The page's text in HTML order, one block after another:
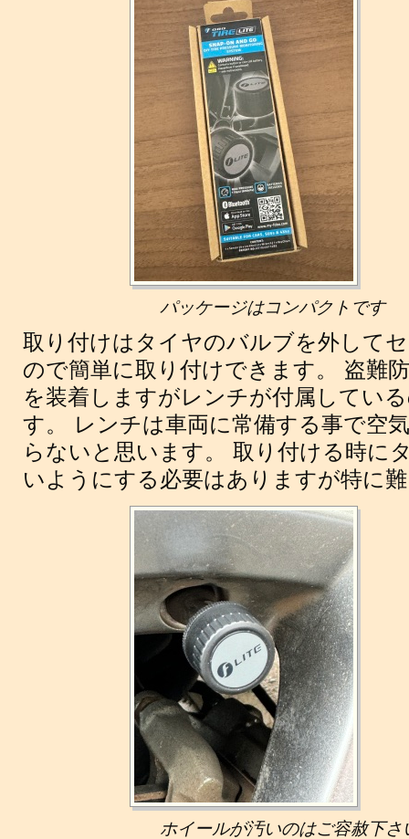
パッケージはコンパクトです
取り付けはタイヤのバルブを外して
ので簡単に取り付けできます。 盗難
を装着しますがレンチが付属してい
す。 レンチは車両に常備する事で空
らないと思います。 取り付ける時に
いようにする必要はありますが特に
ホイールが汚いのはご容赦下さ